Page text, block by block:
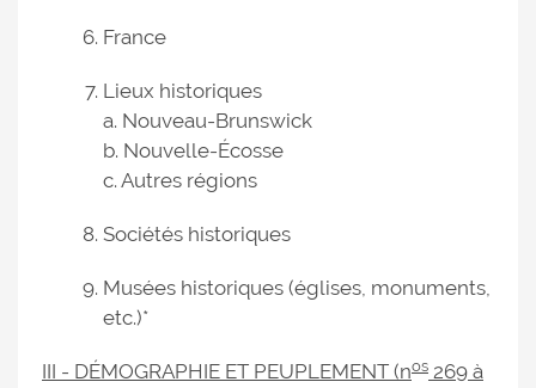
France
Lieux historiques
a. Nouveau-Brunswick
b. Nouvelle-Écosse
c. Autres régions
Sociétés historiques
Musées historiques (églises, monuments,
etc.)*
III - DÉMOGRAPHIE ET PEUPLEMENT (nos 269 à